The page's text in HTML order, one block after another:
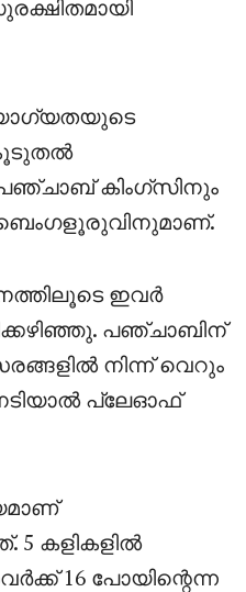
കിംഗ്‌സിനും
ഇവർ
പഞ്ചാബിന്
നിന്ന് വെറും
പ്ലേഓഫ്
5 കളികളിൽ
16 പോയിന്റെന്ന